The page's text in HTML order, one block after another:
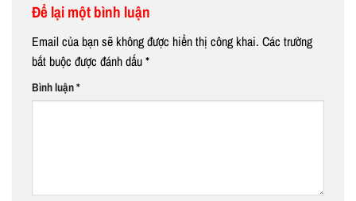
Để lại một bình luận
Email của bạn sẽ không được hiển thị công khai. Các trường
bắt buộc được đánh dấu*
Bình luận*